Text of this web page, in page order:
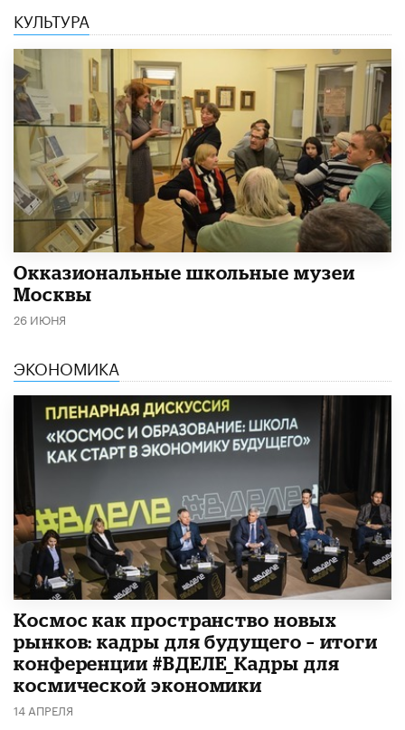
КУЛЬТУРА
​Окказиональные школьные музеи
Москвы
26 ИЮНЯ
ЭКОНОМИКА
Космос как пространство новых
рынков: кадры для будущего – итоги
конференции #ВДЕЛЕ_Кадры для
космической экономики
14 АПРЕЛЯ